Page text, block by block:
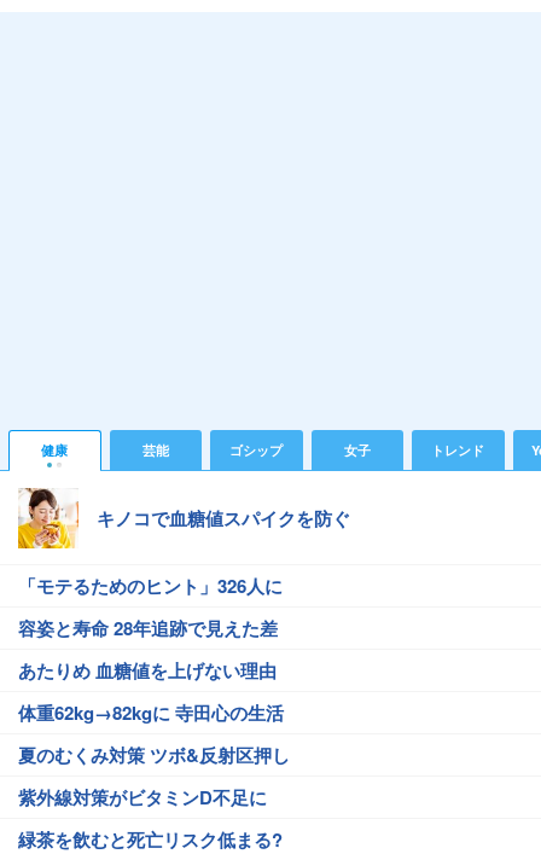
健康 芸能 ゴシップ 女子 トレンド
キノコで血糖値スパイクを防ぐ
「モテるためのヒント」326人に
容姿と寿命 28年追跡で見えた差
あたりめ 血糖値を上げない理由
体重62kg→82kgに 寺田心の生活
夏のむくみ対策 ツボ&反射区押し
紫外線対策がビタミンD不足に
緑茶を飲むと死亡リスク低まる?